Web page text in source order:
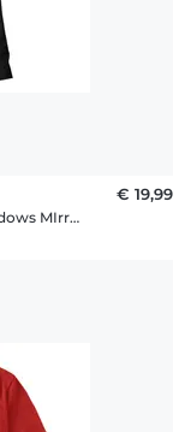
Marvel - Black Widow - Black Widow Two Widows MIrror - Frauen T-Shirt
€ 19,99